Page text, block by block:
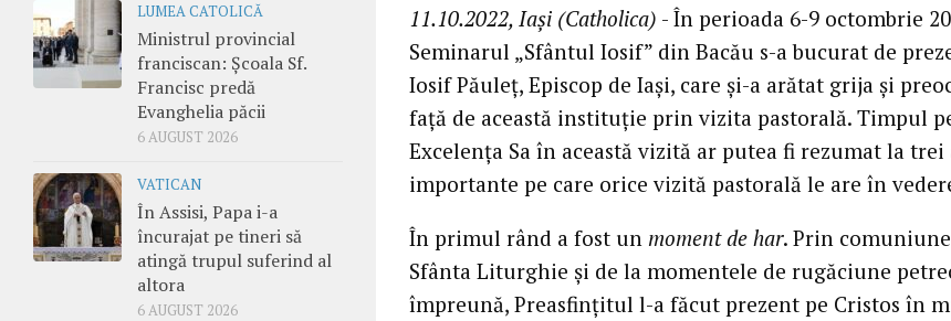
11.10.2022, Iași (Catholica) - În perioada 6-9 octombrie
Seminarul „Sfântul Iosif” din Bacău s-a bucurat de
Iosif Păuleț, Episcop de Iași, care și-a arătat grija și
față de această instituție prin vizita pastorală. Timpul
Excelența Sa în această vizită ar putea fi rezumat la trei
importante pe care orice vizită pastorală le are în
În primul rând a fost un moment de har. Prin
Sfânta Liturghie și de la momentele de rugăciune
împreună, Preasfințitul l-a făcut prezent pe Cristos în
LUMEA CATOLICĂ
Ministrul provincial
franciscan: Școala Sf.
Francisc predă
Evanghelia păcii
6 AUGUST 2026
VATICAN
În Assisi, Papa i-a
încurajat pe tineri să
atingă trupul suferind al
altora
6 AUGUST 2026